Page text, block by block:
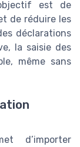
est de
de réduire les
déclarations
la saisie des
même sans
d’importer